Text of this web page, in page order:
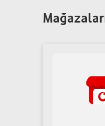
Ena İletişim
N. E. T
Soğutma